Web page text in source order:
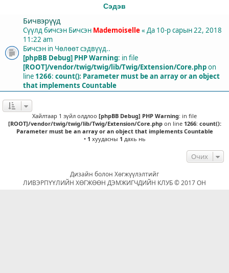
Сэдэв
Бичвэрүүд
Сүүлд бичсэн Бичсэн Mademoiselle« Да 10-р сарын 22, 2018
11:22 am
Бичсэн in Чөлөөт сэдвүүд..
[phpBB Debug] PHP Warning: in file
[ROOT]/vendor/twig/twig/lib/Twig/Extension/Core.phpon
line 1266: count(): Parameter must be an array or an object
that implements Countable
Хайлтаар 1 зүйл олдлоо [phpBB Debug] PHP Warning: in file
[ROOT]/vendor/twig/twig/lib/Twig/Extension/Core.phpon line 1266: count():
Parameter must be an array or an object that implements Countable
• 1 хуудасны 1 дахь нь
Очих
Дизайн болон Хөгжүүлэлтийг
ЛИВЭРПҮҮЛИЙН ХӨГЖӨӨН ДЭМЖИГЧДИЙН КЛУБ © 2017 ОН